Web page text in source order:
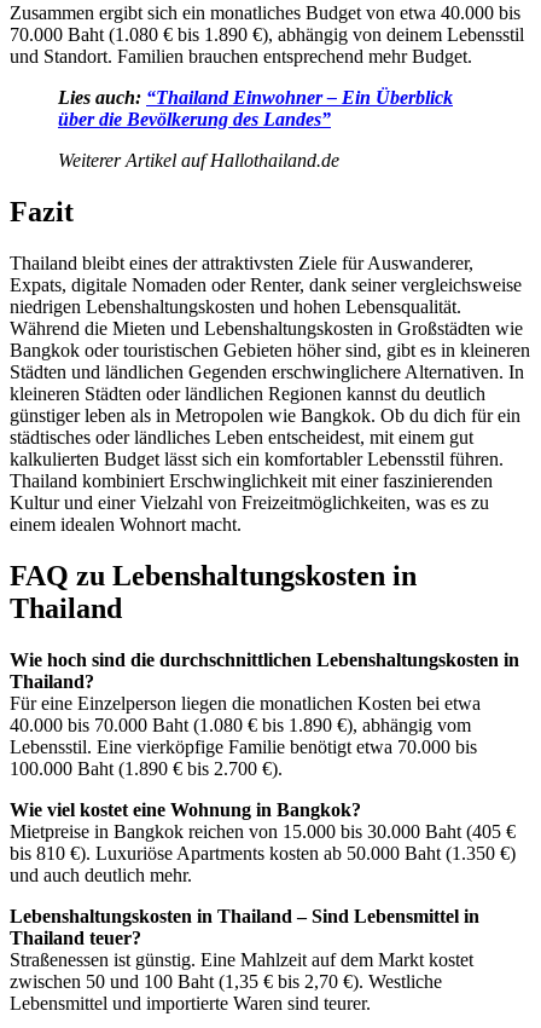
Zusammen ergibt sich ein monatliches Budget von etwa 40.000 bis
70.000 Baht (1.080 € bis 1.890 €), abhängig von deinem Lebensstil
und Standort. Familien brauchen entsprechend mehr Budget.
Lies auch: “Thailand Einwohner – Ein Überblick
über die Bevölkerung des Landes”
Weiterer Artikel auf Hallothailand.de
Fazit
Thailand bleibt eines der attraktivsten Ziele für Auswanderer,
Expats, digitale Nomaden oder Renter, dank seiner vergleichsweise
niedrigen Lebenshaltungskosten und hohen Lebensqualität.
Während die Mieten und Lebenshaltungskosten in Großstädten wie
Bangkok oder touristischen Gebieten höher sind, gibt es in kleineren
Städten und ländlichen Gegenden erschwinglichere Alternativen. In
kleineren Städten oder ländlichen Regionen kannst du deutlich
günstiger leben als in Metropolen wie Bangkok. Ob du dich für ein
städtisches oder ländliches Leben entscheidest, mit einem gut
kalkulierten Budget lässt sich ein komfortabler Lebensstil führen.
Thailand kombiniert Erschwinglichkeit mit einer faszinierenden
Kultur und einer Vielzahl von Freizeitmöglichkeiten, was es zu
einem idealen Wohnort macht.
FAQ zu Lebenshaltungskosten in
Thailand
Wie hoch sind die durchschnittlichen Lebenshaltungskosten in
Thailand?
Für eine Einzelperson liegen die monatlichen Kosten bei etwa
40.000 bis 70.000 Baht (1.080 € bis 1.890 €), abhängig vom
Lebensstil. Eine vierköpfige Familie benötigt etwa 70.000 bis
100.000 Baht (1.890 € bis 2.700 €).
Wie viel kostet eine Wohnung in Bangkok?
Mietpreise in Bangkok reichen von 15.000 bis 30.000 Baht (405 €
bis 810 €). Luxuriöse Apartments kosten ab 50.000 Baht (1.350 €)
und auch deutlich mehr.
Lebenshaltungskosten in Thailand – Sind Lebensmittel in
Thailand teuer?
Straßenessen ist günstig. Eine Mahlzeit auf dem Markt kostet
zwischen 50 und 100 Baht (1,35 € bis 2,70 €). Westliche
Lebensmittel und importierte Waren sind teurer.